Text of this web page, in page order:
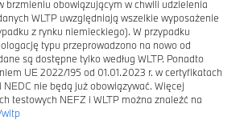
brzmieniu obowiązującym w chwili udzielenia
WLTP uwzględniają wszelkie wyposażenie
z rynku niemieckiego). W przypadku
typu przeprowadzono na nowo od
są dostępne tylko według WLTP. Ponadto
UE 2022/195 od 01.01.2023 r. w certyfikatach
nie będą już obowiązywać. Więcej
testowych NEFZ i WLTP można znaleźć na
wltp